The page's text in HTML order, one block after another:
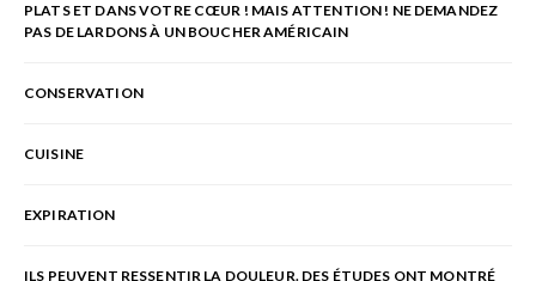
PLATS ET DANS VOTRE CŒUR ! MAIS ATTENTION ! NE DEMANDEZ
PAS DE LARDONS À UN BOUCHER AMÉRICAIN
CONSERVATION
CUISINE
EXPIRATION
ILS PEUVENT RESSENTIR LA DOULEUR. DES ÉTUDES ONT MONTRÉ